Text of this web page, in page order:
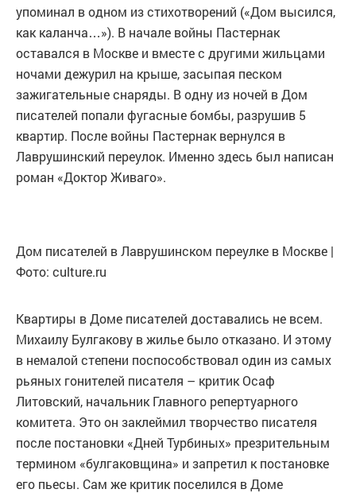
упоминал в одном из стихотворений («Дом высился,
как каланча…»). В начале войны Пастернак
оставался в Москве и вместе с другими жильцами
ночами дежурил на крыше, засыпая песком
зажигательные снаряды. В одну из ночей в Дом
писателей попали фугасные бомбы, разрушив 5
квартир. После войны Пастернак вернулся в
Лаврушинский переулок. Именно здесь был написан
роман «Доктор Живаго».
Дом писателей в Лаврушинском переулке в Москве |
Фото: culture.ru
Квартиры в Доме писателей доставались не всем.
Михаилу Булгакову в жилье было отказано. И этому
в немалой степени поспособствовал один из самых
рьяных гонителей писателя – критик Осаф
Литовский, начальник Главного репертуарного
комитета. Это он заклеймил творчество писателя
после постановки «Дней Турбиных» презрительным
термином «булгаковщина» и запретил к постановке
его пьесы. Сам же критик поселился в Доме